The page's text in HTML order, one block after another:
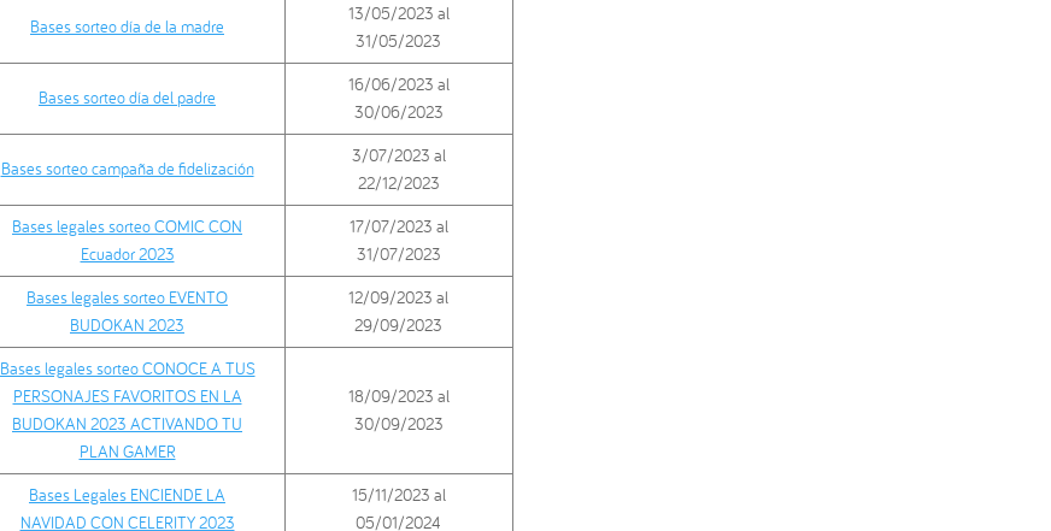
Bases sorteo día de la madre
13/05/2023 al
31/05/2023
Bases sorteo día del padre
16/06/2023 al
30/06/2023
Bases sorteo campaña de fidelización
3/07/2023 al
22/12/2023
Bases legales sorteo COMIC CON
Ecuador 2023
17/07/2023 al
31/07/2023
Bases legales sorteo EVENTO
BUDOKAN 2023
12/09/2023 al
29/09/2023
Bases legales sorteo CONOCE A TUS
PERSONAJES FAVORITOS EN LA
BUDOKAN 2023 ACTIVANDO TU
PLAN GAMER
18/09/2023 al
30/09/2023
Bases Legales ENCIENDE LA
NAVIDAD CON CELERITY 2023
15/11/2023 al
05/01/2024